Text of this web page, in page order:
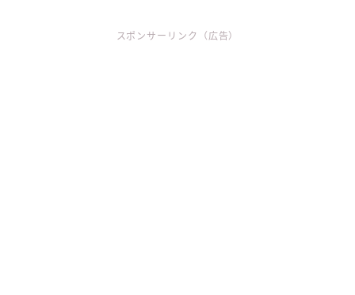
スポンサーリンク（広告）